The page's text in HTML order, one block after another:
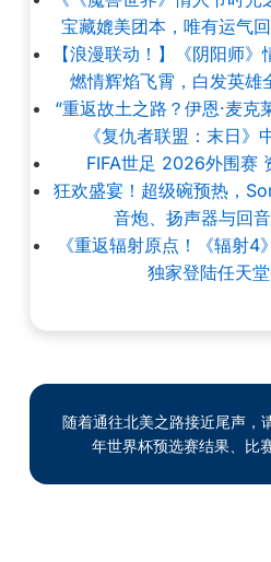
宝藏媲美团本，唯有运气
【浪漫联动！】《阴阳师
燃情辉焰飞霄，白发英雄
“重返故土之路？伊恩·麦克
《复仇者联盟：末日》
FIFA世足 2026外围赛
狂欢盛宴！超级碗预热，
音炮、扬声器与回
《重返辐射原点！《辐射
独家登陆任天堂
随着通往北美之路接近尾声，
年世界杯预选赛结果、比